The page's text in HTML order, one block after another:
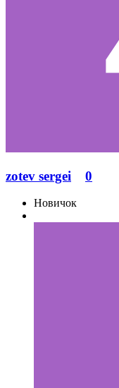
zotev sergei 0
Новичок